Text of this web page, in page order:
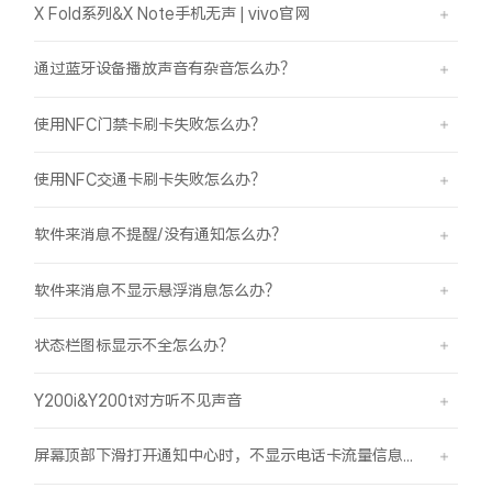
X Fold系列&X Note手机无声 | vivo官网
通过蓝牙设备播放声音有杂音怎么办？
使用NFC门禁卡刷卡失败怎么办？
使用NFC交通卡刷卡失败怎么办？
软件来消息不提醒/没有通知怎么办？
软件来消息不显示悬浮消息怎么办？
状态栏图标显示不全怎么办？
Y200i&Y200t对方听不见声音
屏幕顶部下滑打开通知中心时，不显示电话卡流量信息怎么办？